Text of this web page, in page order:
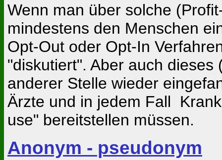
Wenn man über solche
mindestens den Menschen
Opt-Out oder Opt-In
"diskutiert". Aber auch
anderer Stelle wieder
Ärzte und in jedem Fall
use" bereitstellen müssen.
Anonym - pseudonym